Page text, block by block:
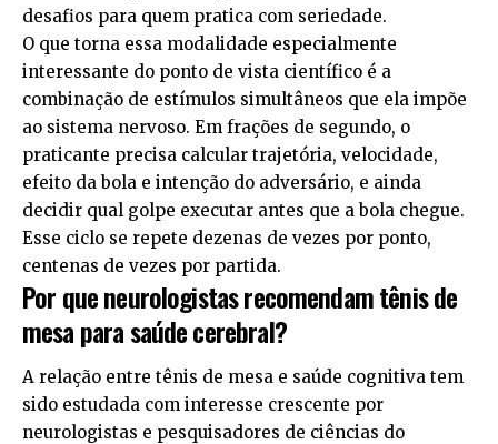
desafios para quem pratica com seriedade.
O que torna essa modalidade especialmente
interessante do ponto de vista científico é a
combinação de estímulos simultâneos que ela impõe
ao sistema nervoso. Em frações de segundo, o
praticante precisa calcular trajetória, velocidade,
efeito da bola e intenção do adversário, e ainda
decidir qual golpe executar antes que a bola chegue.
Esse ciclo se repete dezenas de vezes por ponto,
centenas de vezes por partida.
Por que neurologistas recomendam tênis de
mesa para saúde cerebral?
A relação entre tênis de mesa e saúde cognitiva tem
sido estudada com interesse crescente por
neurologistas e pesquisadores de ciências do